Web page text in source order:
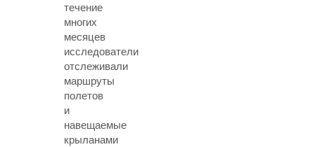
течение
многих
месяцев
исследователи
отслеживали
маршруты
полетов
и
навещаемые
крыланами